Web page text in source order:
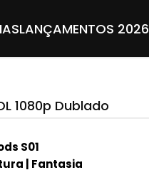
LANÇAMENTOS 2026
1080p Dublado
S01
| Fantasia